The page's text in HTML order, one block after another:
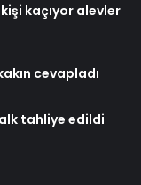
kaçıyor alevler
cevapladı
tahliye edildi